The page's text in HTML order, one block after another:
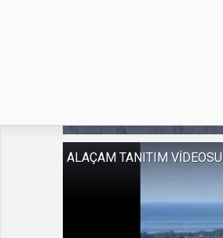
ALAÇAM TANITIM VİDEOSU